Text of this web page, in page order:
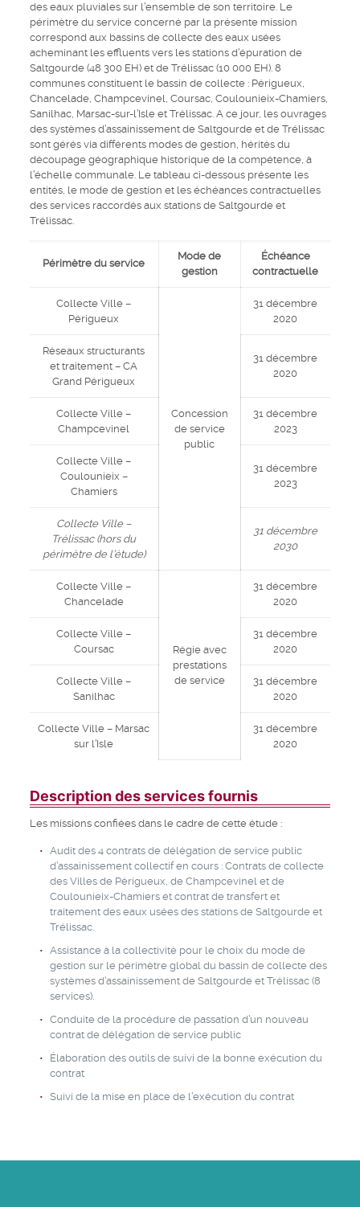
des eaux pluviales sur l’ensemble de son territoire. Le
périmètre du service concerné par la présente mission
correspond aux bassins de collecte des eaux usées
acheminant les effluents vers les stations d’épuration de
Saltgourde (48 300 EH) et de Trélissac (10 000 EH). 8
communes constituent le bassin de collecte : Périgueux,
Chancelade, Champcevinel, Coursac, Coulounieix-Chamiers,
Sanilhac, Marsac-sur-l’Isle et Trélissac. A ce jour, les ouvrages
des systèmes d’assainissement de Saltgourde et de Trélissac
sont gérés via différents modes de gestion, hérités du
découpage géographique historique de la compétence, à
l’échelle communale. Le tableau ci-dessous présente les
entités, le mode de gestion et les échéances contractuelles
des services raccordés aux stations de Saltgourde et
Trélissac.
Périmètre du service
Mode de
gestion
Échéance
contractuelle
Collecte Ville –
Périgueux
Concession
de service
public
31 décembre
2020
Réseaux structurants
et traitement – CA
Grand Périgueux
31 décembre
2020
Collecte Ville –
Champcevinel
31 décembre
2023
Collecte Ville –
Coulounieix –
Chamiers
31 décembre
2023
Collecte Ville –
Trélissac (hors du
périmètre de l’étude)
31 décembre
2030
Collecte Ville –
Chancelade
Régie avec
prestations
de service
31 décembre
2020
Collecte Ville –
Coursac
31 décembre
2020
Collecte Ville –
Sanilhac
31 décembre
2020
Collecte Ville – Marsac
sur l’Isle
31 décembre
2020
Description des services fournis
Les missions confiées dans le cadre de cette étude :
Audit des 4 contrats de délégation de service public
d’assainissement collectif en cours : Contrats de collecte
des Villes de Périgueux, de Champcevinel et de
Coulounieix-Chamiers et contrat de transfert et
traitement des eaux usées des stations de Saltgourde et
Trélissac.
Assistance à la collectivité pour le choix du mode de
gestion sur le périmètre global du bassin de collecte des
systèmes d’assainissement de Saltgourde et Trélissac (8
services).
Conduite de la procédure de passation d’un nouveau
contrat de délégation de service public
Élaboration des outils de suivi de la bonne exécution du
contrat
Suivi de la mise en place de l’exécution du contrat